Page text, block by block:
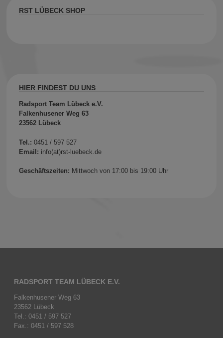
RST LÜBECK SHOP
HIER FINDEST DU UNS
Radsport Team Lübeck e.V.
Falkenhusener Weg 63
23562 Lübeck
Tel.: 0451 / 597 527
Email: info(at)rst-luebeck.de
Geschäftszeiten: Mittwoch von 17:00 bis 19:00 Uhr
RADSPORT TEAM LÜBECK E.V.
Falkenhusener Weg 63
23562 Lübeck
Tel.: 0451 / 597 527
Fax.: 0451 / 597 528